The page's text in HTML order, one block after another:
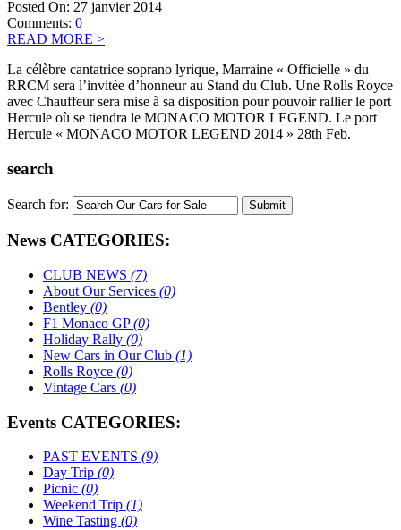
Posted On: 27 janvier 2014
Comments: 0
READ MORE >
La célèbre cantatrice soprano lyrique, Marraine « Officielle » du
RRCM sera l’invitée d’honneur au Stand du Club. Une Rolls Royce
avec Chauffeur sera mise à sa disposition pour pouvoir rallier le port
Hercule où se tiendra le MONACO MOTOR LEGEND. Le port
Hercule « MONACO MOTOR LEGEND 2014 » 28th Feb.
search
Search for:
News CATEGORIES:
CLUB NEWS (7)
About Our Services (0)
Bentley (0)
F1 Monaco GP(0)
Holiday Rally (0)
New Cars in Our Club (1)
Rolls Royce (0)
Vintage Cars (0)
Events CATEGORIES:
PAST EVENTS (9)
Day Trip (0)
Picnic (0)
Weekend Trip (1)
Wine Tasting (0)